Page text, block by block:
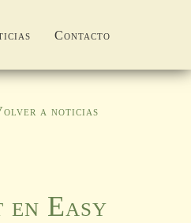
Contacto
a noticias
Easy